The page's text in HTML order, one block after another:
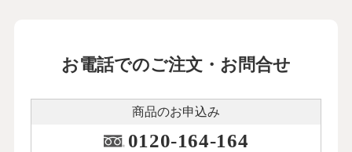
お電話でのご注文・お問合せ
商品のお申込み
0120-164-164